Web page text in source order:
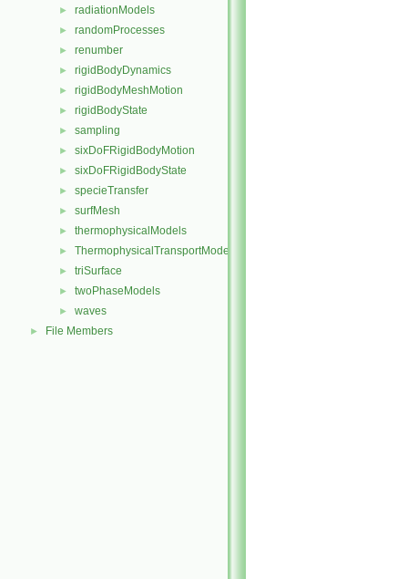
► radiationModels
► randomProcesses
► renumber
► rigidBodyDynamics
► rigidBodyMeshMotion
► rigidBodyState
► sampling
► sixDoFRigidBodyMotion
► sixDoFRigidBodyState
► specieTransfer
► surfMesh
► thermophysicalModels
► ThermophysicalTransportModels
► triSurface
► twoPhaseModels
► waves
► File Members